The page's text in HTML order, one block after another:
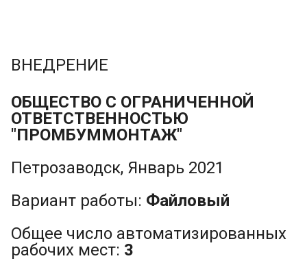
ВНЕДРЕНИЕ
ОБЩЕСТВО С ОГРАНИЧЕННОЙ
ОТВЕТСТВЕННОСТЬЮ
"ПРОМБУММОНТАЖ"
Петрозаводск, Январь 2021
Вариант работы: Файловый
Общее число автоматизированных
рабочих мест: 3